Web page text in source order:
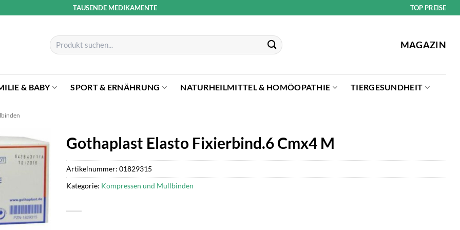
TAUSENDE MEDIKAMENTE TOP PREISE
Suchen
nach:
MAGAZIN
& BABY SPORT & ERNÄHRUNG NATURHEILMITTEL & HOMÖOPATHIE TIERGESUNDHEIT
Gothaplast Elasto Fixierbind.6 Cmx4 M
Artikelnummer: 01829315
Kategorie: Kompressen und Mullbinden